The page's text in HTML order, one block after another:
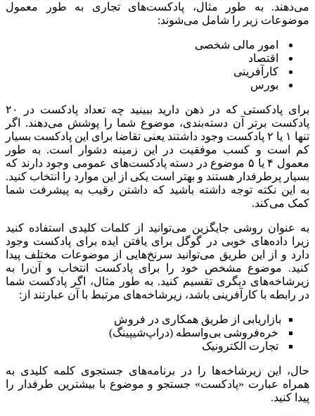
می‌دهند. به طور مثال، پادکست‌های تجاری به طور معمول
موضوعات زیر را شامل می‌شوند:
امور مالی شخصی
اقتصاد
کارآفرینی
بورس
برای پادکستی که در ذهن دارید ببینید چه تعداد پادکست در ۲۰
پادکست برتر آن دسته‌بندی، موضوع شما را پوشش می‌دهند. اگر
تنها ۱ یا ۲ پادکست وجود داشتند یعنی تقاضا برای این پادکست بسیار
کم است و کسب موفقیت در این زمینه دشوار است. به طور
معمول ۴ یا ۵ موضوع در دسته‌ پادکست‌های عمومی وجود دارند که
بسیار پرطرفدار هستند و بهتر است یکی از این موارد را انتخاب کنید.
به این نکته توجه داشته باشید که داشتن رقیب به پیشرفت شما
کمک می‌کند.
به عنوان روشی جایگزین می‌توانید از کلمات کلیدی استفاده کنید
زیرا داده‌های خوبی در گوگل برای یافتن ایده برای پادکست وجود
دارد و از این طریق می‌توانید سرنخ‌هایی از موضوعات مختلف پیدا
کنید. موضوع مشخص خود را برای پادکست انتخاب و آن‌را به
زیرشاخه‌های دیگری تقسیم کنید. به طور مثال، اگر پادکست شما
در رابطه با کارآفرینی باشد، زیرشاخه‌های مرتبط با آن‌ عبارتند از:
بازاریابی از طریق همکاری در فروش
خره‌فروشی بی‌واسطه (دراپ‌شیپینگ)
تجارت الکترونیک
حال، این زیرشاخه‌ها را در برنامه‌های جستجوی کلمه کلیدی به
همراه عبارت «پادکست» جستجو و موضوع با بیشترین طرفدار را
پیدا کنید.